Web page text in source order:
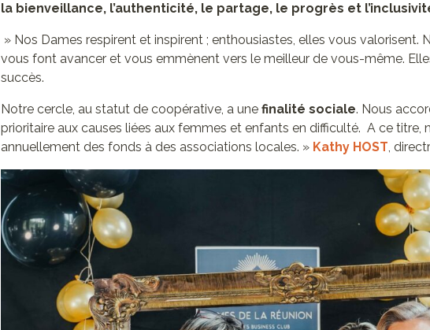
la bienveillance, l’authenticité, le partage, le progrès et
» Nos Dames respirent et inspirent ; enthousiastes, elles vous valorisent.
vous font avancer et vous emmènent vers le meilleur de vous-même.
succès.
Notre cercle, au statut de coopérative, a une finalité sociale. Nous
prioritaire aux causes liées aux femmes et enfants en difficulté. A ce titre,
annuellement des fonds à des associations locales. » Kathy HOST,